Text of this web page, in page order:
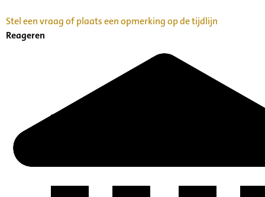
Stel een vraag of plaats een opmerking op de tijdlijn
Reageren